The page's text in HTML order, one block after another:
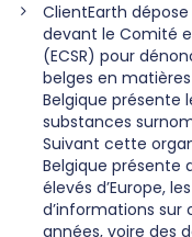
ClientEarth
devant le Comité
(ECSR) pour
belges en matières
Belgique présente
substances
Suivant cette
Belgique présente
élevés d’Europe,
d’informations
années, voire des